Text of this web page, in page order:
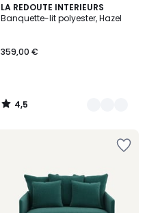
LA REDOUTE INTERIEURS
Banquette-lit polyester, Hazel
359,00 €
4,5
/ 5
2
Couleurs
4,5
/